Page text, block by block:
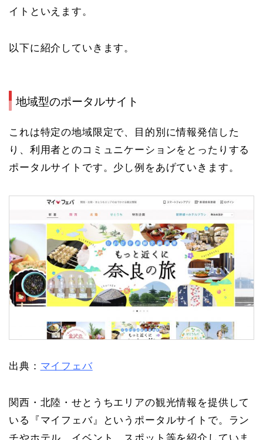
イトといえます。
以下に紹介していきます。
地域型のポータルサイト
これは特定の地域限定で、目的別に情報発信した
り、利用者とのコミュニケーションをとったりする
ポータルサイト です。少し例をあげていきます。
出典： マイフェバ
関西・北陸・せとうちエリアの観光情報を提供して
いる『マイフェバ』というポータルサイトで。ラン
チやホテル、イベント、スポット等を紹介していま